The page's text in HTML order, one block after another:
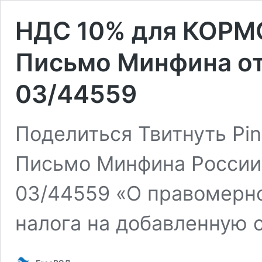
НДС 10% для
Письмо Минфина
03/44559
Поделиться Твитнуть
Письмо Минфина
03/44559 «О
налога на добавленную